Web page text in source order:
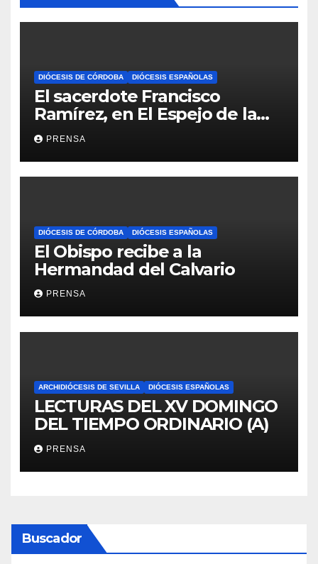
DIÓCESIS DE CÓRDOBA DIÓCESIS ESPAÑOLAS
El sacerdote Francisco
Ramírez, en El Espejo de la
Iglesia
PRENSA
DIÓCESIS DE CÓRDOBA DIÓCESIS ESPAÑOLAS
El Obispo recibe a la
Hermandad del Calvario
PRENSA
ARCHIDIÓCESIS DE SEVILLA DIÓCESIS ESPAÑOLAS
LECTURAS DEL XV DOMINGO
DEL TIEMPO ORDINARIO (A)
PRENSA
Buscador